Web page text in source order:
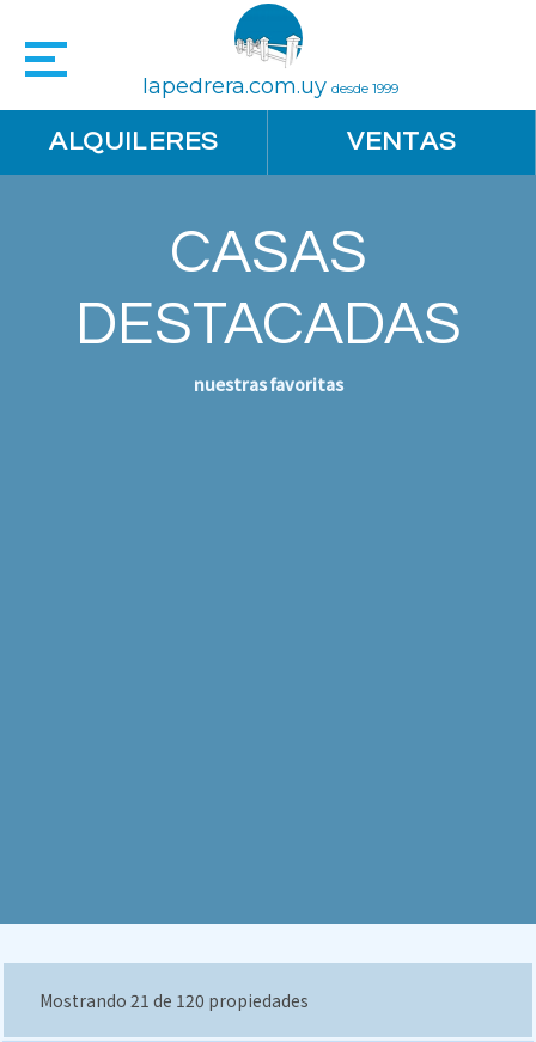
lapedrera.com.uy desde 1999
ALQUILERES VENTAS
CASAS
DESTACADAS
nuestras favoritas
Mostrando 21 de 120 propiedades